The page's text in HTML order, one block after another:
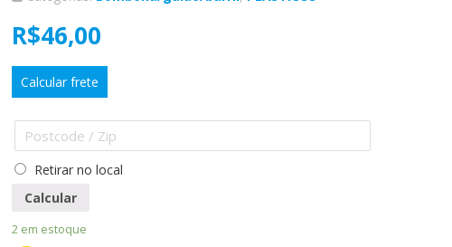
R$46,00
Calcular frete
Retirar no local
Calcular
2 em estoque